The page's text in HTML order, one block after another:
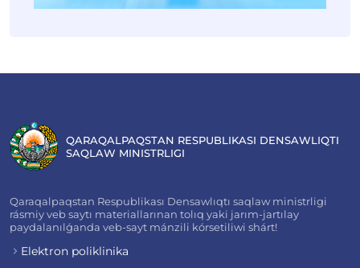
QARAQALPAQSTAN RESPUBLIKASI DENSAWLIQTI
SAQLAW MINISTRLIGI
Qaraqalpaqstan Respublikası Densawlıqtı saqlaw ministrligi
rásmiy veb saytı materiallarınan tolıq yaki jarım-jartılay
paydalanılǵanda veb-sayt mánzili kórsetiliwi shárt!
Elektron poliklinika